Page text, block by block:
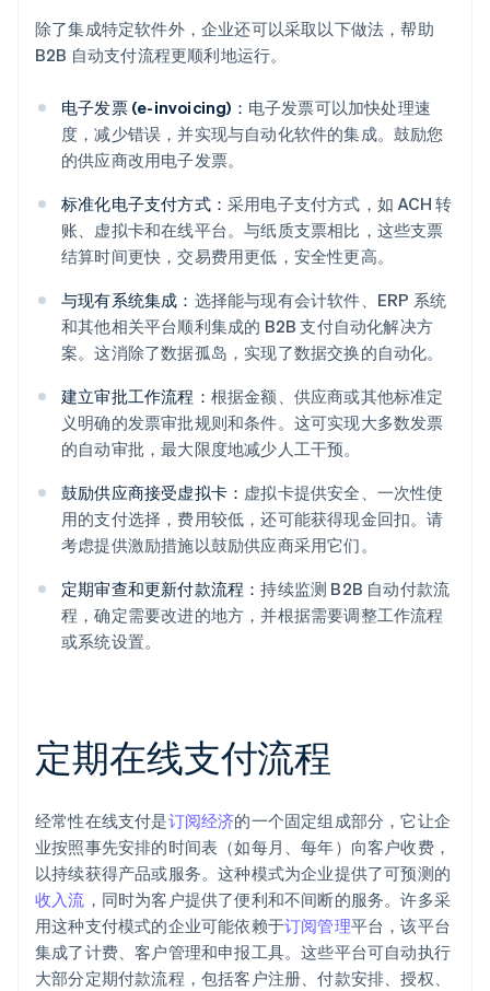
除了集成特定软件外，企业还可以采取以下做法，帮助
B2B 自动支付流程更顺利地运行。
电子发票 (e-invoicing)： 电子发票可以加快处理速
度，减少错误，并实现与自动化软件的集成。鼓励您
的供应商改用电子发票。
标准化电子支付方式： 采用电子支付方式，如 ACH 转
账、虚拟卡和在线平台。与纸质支票相比，这些支票
结算时间更快，交易费用更低，安全性更高。
与现有系统集成： 选择能与现有会计软件、ERP 系统
和其他相关平台顺利集成的 B2B 支付自动化解决方
案。这消除了数据孤岛，实现了数据交换的自动化。
建立审批工作流程： 根据金额、供应商或其他标准定
义明确的发票审批规则和条件。这可实现大多数发票
的自动审批，最大限度地减少人工干预。
鼓励供应商接受虚拟卡： 虚拟卡提供安全、一次性使
用的支付选择，费用较低，还可能获得现金回扣。请
考虑提供激励措施以鼓励供应商采用它们。
定期审查和更新付款流程：持续监测 B2B 自动付款流
程，确定需要改进的地方，并根据需要调整工作流程
或系统设置。
定期在线支付流程
经常性在线支付是订阅经济的一个固定组成部分，它让企
业按照事先安排的时间表（如每月、每年）向客户收费，
以持续获得产品或服务。这种模式为企业提供了可预测的
收入流 ，同时为客户提供了便利和不间断的服务。许多采
用这种支付模式的企业可能依赖于订阅管理平台，该平台
集成了计费、客户管理和申报工具。这些平台可自动执行
大部分定期付款流程，包括客户注册、付款安排、授权、